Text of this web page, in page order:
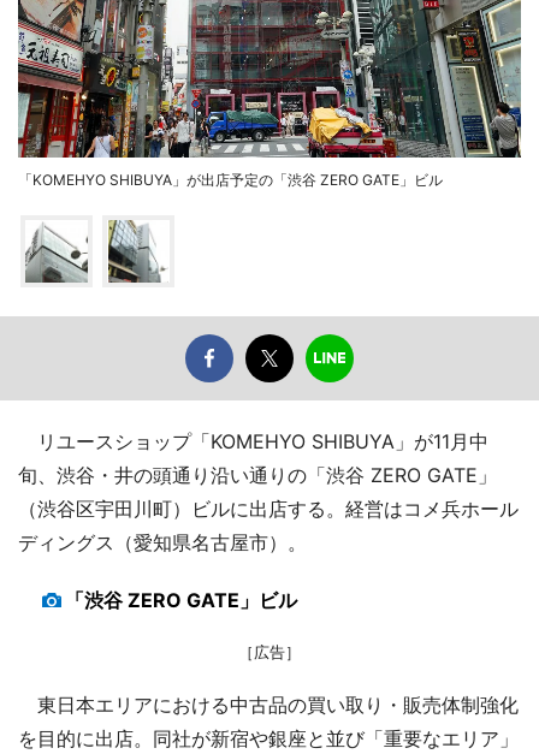
「KOMEHYO SHIBUYA」が出店予定の「渋谷 ZERO GATE」ビル
リユースショップ「KOMEHYO SHIBUYA」が11月中
旬、渋谷・井の頭通り沿い通りの「渋谷 ZERO GATE」
（渋谷区宇田川町）ビルに出店する。経営はコメ兵ホール
ディングス（愛知県名古屋市）。
「渋谷 ZERO GATE」ビル
［広告］
東日本エリアにおける中古品の買い取り・販売体制強化
を目的に出店。同社が新宿や銀座と並び「重要なエリア」